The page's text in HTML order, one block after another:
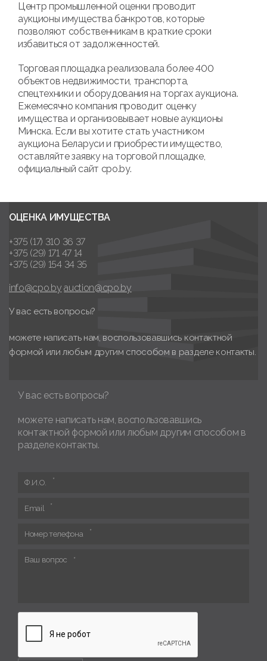
Центр промышленной оценки проводит
аукционы имущества банкротов, которые
позволяют собственникам в краткие сроки
избавиться от задолженностей.
Торговая площадка реализовала более 400
объектов недвижимости, транспорта,
спецтехники и оборудования на торгах аукциона.
Ежемесячно компания проводит оценку
имущества и организовывает новые аукционы
Минска. Если вы хотите стать участником
аукциона Беларуси и приобрести имущество,
оставляйте заявку на торговой площадке,
официальный сайт cpo.by.
ОЦЕНКА ИМУЩЕСТВА
+375 (17) 310 36 37
+375 (29) 171 47 14
+375 (29) 154 34 35
info@cpo.by auction@cpo.by
У вас есть вопросы?
можете написать нам, воспользовавшись контактной
формой или любым другим способом в разделе контакты.
У вас есть вопросы?
можете написать нам, воспользовавшись
контактной формой или любым другим способом в
разделе контакты.
Ф.И.О.
Email
Номер телефона
Ваш вопрос